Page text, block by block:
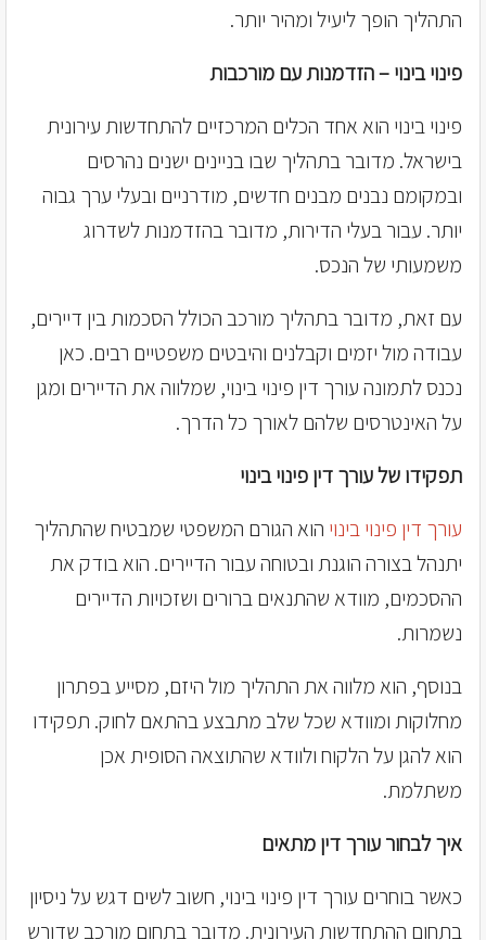
התהליך הופך ליעיל ומהיר יותר.
פינוי בינוי – הזדמנות עם מורכבות
פינוי בינוי הוא אחד הכלים המרכזיים להתחדשות עירונית
בישראל. מדובר בתהליך שבו בניינים ישנים נהרסים
ובמקומם נבנים מבנים חדשים, מודרניים ובעלי ערך גבוה
יותר. עבור בעלי הדירות, מדובר בהזדמנות לשדרוג
משמעותי של הנכס.
עם זאת, מדובר בתהליך מורכב הכולל הסכמות בין דיירים,
עבודה מול יזמים וקבלנים והיבטים משפטיים רבים. כאן
נכנס לתמונה עורך דין פינוי בינוי, שמלווה את הדיירים ומגן
על האינטרסים שלהם לאורך כל הדרך.
תפקידו של עורך דין פינוי בינוי
עורך דין פינוי בינוי הוא הגורם המשפטי שמבטיח שהתהליך
יתנהל בצורה הוגנת ובטוחה עבור הדיירים. הוא בודק את
ההסכמים, מוודא שהתנאים ברורים ושזכויות הדיירים
נשמרות.
בנוסף, הוא מלווה את התהליך מול היזם, מסייע בפתרון
מחלוקות ומוודא שכל שלב מתבצע בהתאם לחוק. תפקידו
הוא להגן על הלקוח ולוודא שהתוצאה הסופית אכן
משתלמת.
איך לבחור עורך דין מתאים
כאשר בוחרים עורך דין פינוי בינוי, חשוב לשים דגש על ניסיון
בתחום ההתחדשות העירונית. מדובר בתחום מורכב שדורש